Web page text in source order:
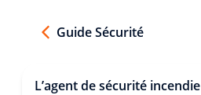
Guide Sécurité
L’agent de sécurité incendie